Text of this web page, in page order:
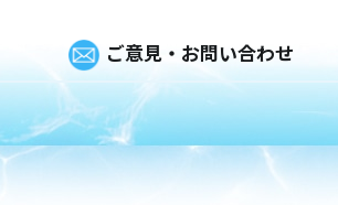
ご意見・お問い合わせ